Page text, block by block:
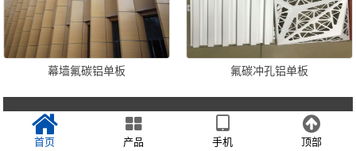
幕墙氟碳铝单板 氟碳冲孔铝单板
首页 产品 手机 顶部